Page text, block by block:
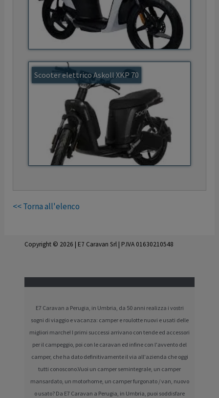
Scooter elettrico Askoll XKP 70
<< Torna all'elenco
Copyright © 2026 | E7 Caravan Srl | P.IVA 01630210548
E7 Caravan a Perugia, in Umbria, da 50 anni realizza i vostri
sogni di viaggio e vacanza: camper e roulotte nuovi e usati delle
migliori marche! I primi successi arrivano con tende ed accessori
per il campeggio, poi con le caravan ed infine con l'avvento del
camper, che ha dato definitivamente il via all'azienda che oggi
tutti conoscono.Vuoi un camper semintegrale, un camper
mansardato, un motorhome, un camper furgonato / van, nuovo
o usato? Da E7 Caravan a Perugia, in Umbria, puoi soddisfare